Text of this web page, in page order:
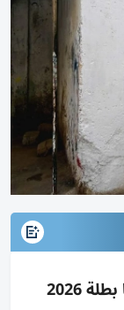
هيكل يشجع البرازيل ويرجح فرنسا بطلة 2026